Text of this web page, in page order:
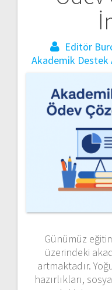
Editör
Akademik Destek
Günümüz
üzerindeki
artmaktadır.
hazırlıkları,